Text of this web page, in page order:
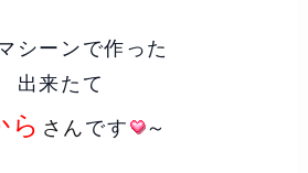
シーンで作った
出来たて
ら さん です ～